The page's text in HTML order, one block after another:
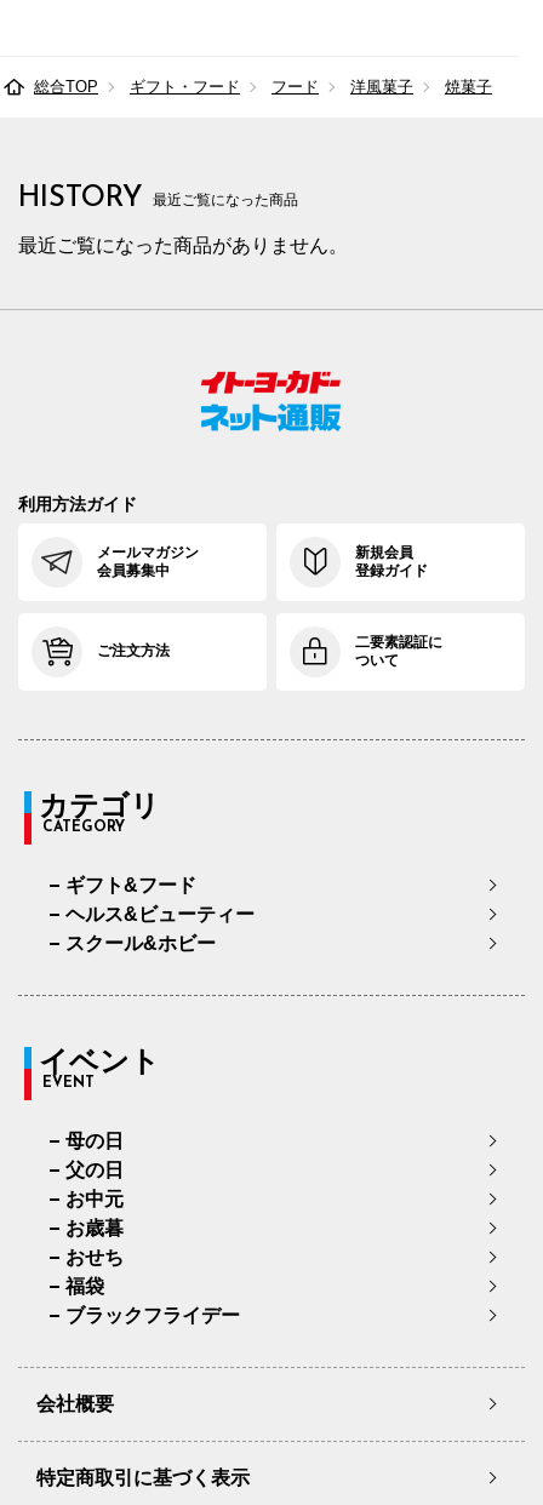
総合TOP ギフト・フード フード 洋風菓子 焼菓子
HISTORY 最近ご覧になった商品
最近ご覧になった商品がありません。
利用方法ガイド
メールマガジン
会員募集中
新規会員
登録ガイド
ご注文方法
二要素認証に
ついて
カテゴリ
CATEGORY
ギフト&フード
ヘルス&ビューティー
スクール&ホビー
イベント
EVENT
母の日
父の日
お中元
お歳暮
おせち
福袋
ブラックフライデー
会社概要
特定商取引に基づく表示